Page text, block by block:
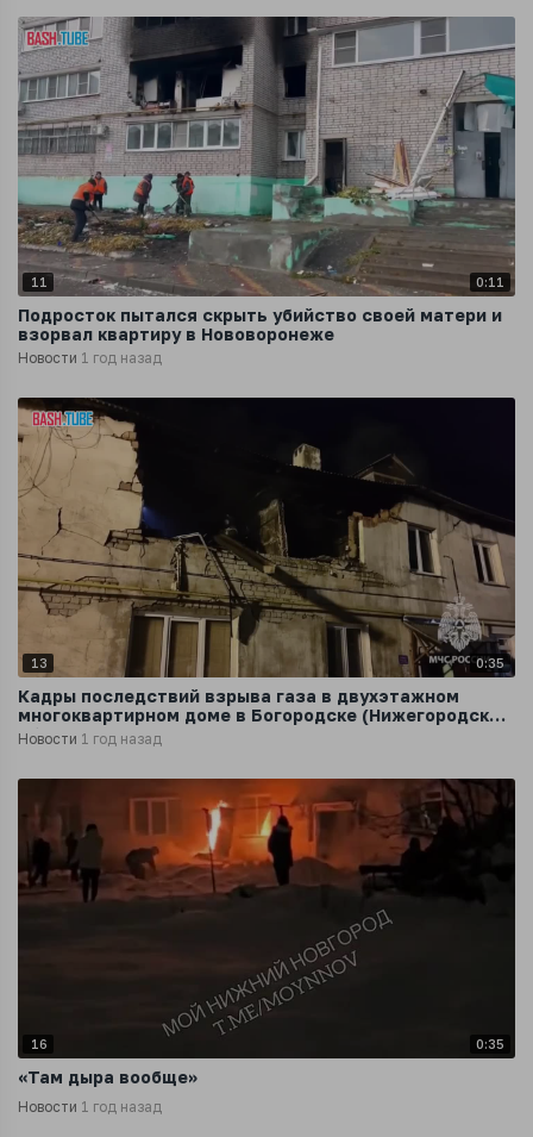
11 0:11
Подросток пытался скрыть убийство своей матери и
взорвал квартиру в Нововоронеже
Новости 1 год назад
13 0:35
Кадры последствий взрыва газа в двухэтажном
многоквартирном доме в Богородске (Нижегородская
область)
Новости 1 год назад
16 0:35
«Там дыра вообще»
Новости 1 год назад